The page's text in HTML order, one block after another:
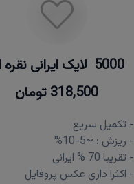
5000 لایک ایرانی نقره ای
318,500 تومان
- تکمیل سریع
- ریزش : ~5-10%
- تقریبا 70 % ایرانی
- اکثرا داری عکس پروفایل